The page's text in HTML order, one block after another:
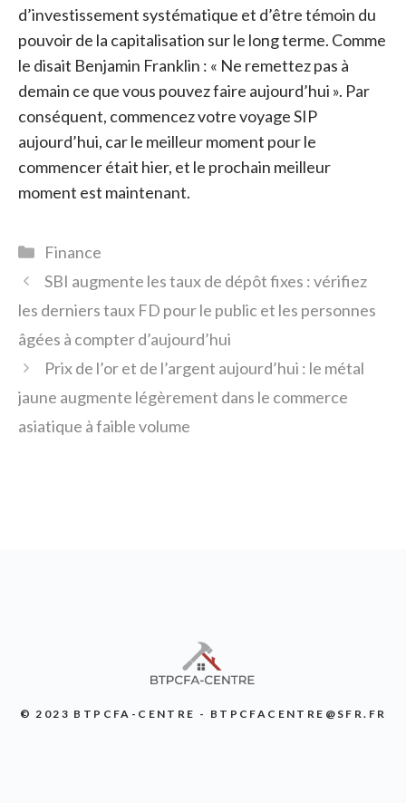
d’investissement systématique et d’être témoin du
pouvoir de la capitalisation sur le long terme. Comme
le disait Benjamin Franklin : « Ne remettez pas à
demain ce que vous pouvez faire aujourd’hui ». Par
conséquent, commencez votre voyage SIP
aujourd’hui, car le meilleur moment pour le
commencer était hier, et le prochain meilleur
moment est maintenant.
Catégories
Finance
SBI augmente les taux de dépôt fixes : vérifiez
les derniers taux FD pour le public et les personnes
âgées à compter d’aujourd’hui
Prix ​​de l’or et de l’argent aujourd’hui : le métal
jaune augmente légèrement dans le commerce
asiatique à faible volume
© 2023 BTPCFA-CENTRE - BTPCFACENTRE@SFR.FR